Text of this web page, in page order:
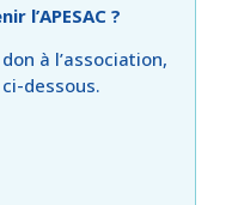
l’APESAC ?
à l’association,
dessous.